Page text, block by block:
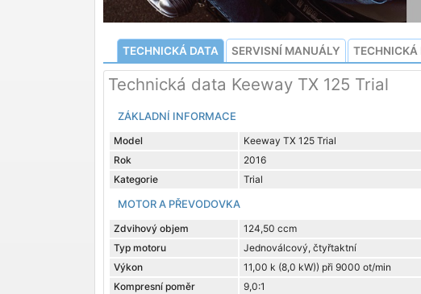
TECHNICKÁ DATA SERVISNÍ MANUÁLY TECHNICKÁ
Technická data Keeway TX 125 Trial
ZÁKLADNÍ INFORMACE
Model
Keeway TX 125 Trial
Rok
2016
Kategorie
Trial
MOTOR A PŘEVODOVKA
Zdvihový objem
124,50 ccm
Typ motoru
Jednoválcový, čtyřtaktní
Výkon
11,00 k (8,0 kW)) při 9000 ot/min
Kompresní poměr
9,0:1